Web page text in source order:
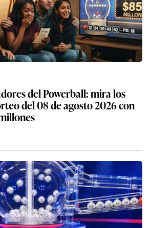
del Powerball: mira los
del 08 de agosto 2026 con